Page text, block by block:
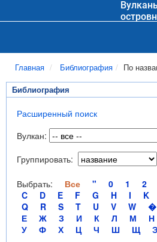
Главная Библиография По
Библиография
Расширенный поиск
Вулкан:
Группировать:
Выбрать: Все " 0 1 2
C
D E F G H I K
Q
R S T U V W �
Е
Ж З И К Л М Н
У
Ф Х Ц Ч Ш Щ